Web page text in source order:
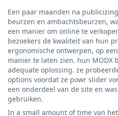
Een paar maanden na
beurzen en ambachtsbeurzen,
een manier om online te
bezoekers de kwaliteit van hun
ergonomische ontwerpen, op
manier te laten zien. hun MODX
adequate oplossing. ze
options voordat ze powr slider
een onderdeel van de site en
gebruiken.
In a small amount of time van